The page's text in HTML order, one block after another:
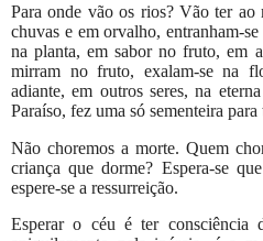
Para onde vão os rios? Vão ter ao
chuvas e em orvalho, entranham-
na planta, em sabor no fruto, em
mirram no fruto, exalam-se na
adiante, em outros seres, na
Paraíso, fez uma só sementeira
Não choremos a morte. Quem
criança que dorme? Espera-se
espere-se a ressurreição.
Esperar o céu é ter consciência